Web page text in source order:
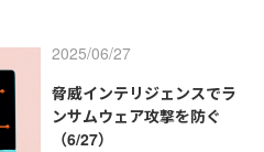
2025/06/27
脅威インテリジェンスでラ
ンサムウェア攻撃を防ぐ
（6/27）